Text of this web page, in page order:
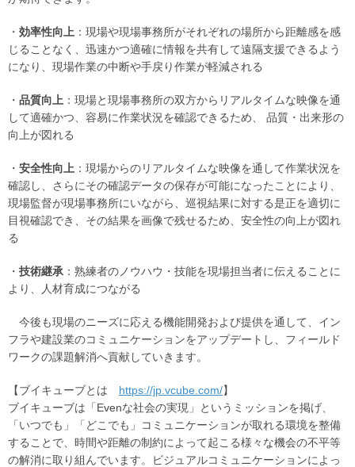
・ 効率性向上 ：現場や現場事務所がそれぞれの場所から距離感を感
じることなく、迅速かつ適確に情報を共有して遠隔支援できるよう
になり、現場作業の中断や手戻り作業が軽減される
・ 品質向上 ：現場と現場事務所の双方からリアルタイムな映像を通
して適確かつ、容易に作業状況を確認できるため、 品質・出来形の
向上が図れる
・ 安全性向上 ：現場からのリアルタイムな映像を通して作業状況を
確認し、さらにその確認データの保存が可能になったことにより、
現場監督が現場事務所にいながら、巡視結果に対する是正を適切に
目視確認でき、その結果を画像で残せるため、安全性の向上が図れ
る
・ 技術継承 ：熟練者のノウハウ・技能を現場担当者に伝えることに
より、人材育成につながる
今後も現場のニーズに応える機能開発および提供を通して、イン
フラや建設業のコミュニケーションをアップデートし、フィールド
ワークの課題解消へ貢献していきます。
【ブイキューブとは https://jp.vcube.com/】
ブイキューブは「Evenな社会の実現」というミッションを掲げ、
「いつでも」「どこでも」コミュニケーションが取れる環境を整備
することで、時間や距離の制約によって起こる様々な機会の不平等
の解消に取り組んでいます。ビジュアルコミュニケーションによっ